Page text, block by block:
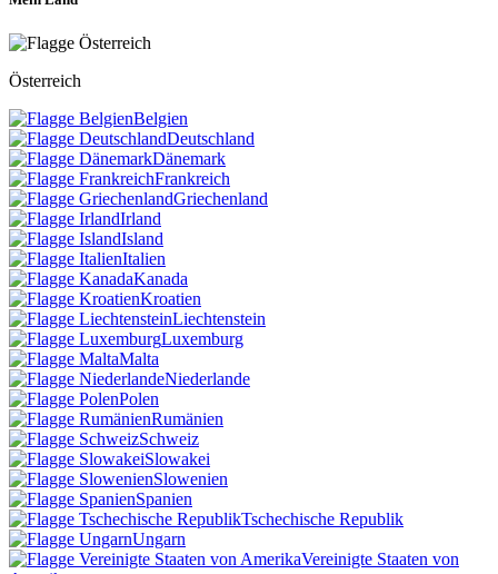
Österreich
Belgien
Deutschland
Dänemark
Frankreich
Griechenland
Irland
Island
Italien
Kanada
Kroatien
Liechtenstein
Luxemburg
Malta
Niederlande
Polen
Rumänien
Schweiz
Slowakei
Slowenien
Spanien
Tschechische Republik
Ungarn
Vereinigte Staaten von